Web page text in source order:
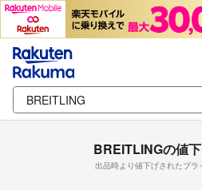
BREITLINGの値
出品時より値下げされたブラ